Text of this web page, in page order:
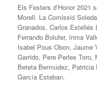
Els Festers d’Honor 2021
Morell. La Comissió
Granados, Carlos Estellés
Ferrando Bolufer, Inma
Isabel Pous Obon, Jaume
Garrido, Pere Perles Toro,
Beteta Bermúdez,
García Esteban.